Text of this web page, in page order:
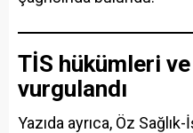
TİS hükümleri
vurgulandı
Yazıda ayrıca, Öz